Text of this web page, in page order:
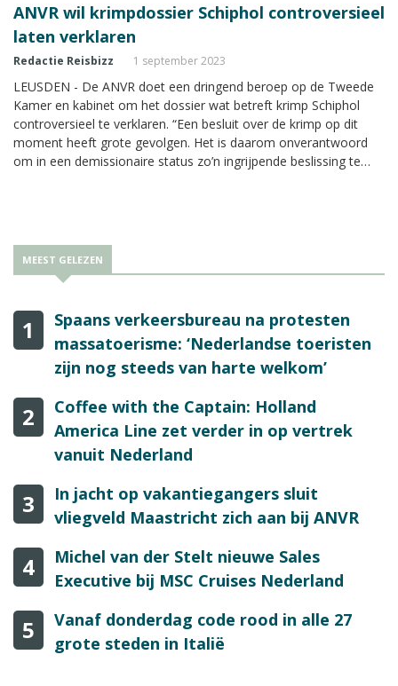
ANVR wil krimpdossier Schiphol controversieel
laten verklaren
Redactie Reisbizz 1 september 2023
LEUSDEN - De ANVR doet een dringend beroep op de Tweede
Kamer en kabinet om het dossier wat betreft krimp Schiphol
controversieel te verklaren. “Een besluit over de krimp op dit
moment heeft grote gevolgen. Het is daarom onverantwoord
om in een demissionaire status zo’n ingrijpende beslissing te
MEEST GELEZEN
1
Spaans verkeersbureau na protesten
massatoerisme: ‘Nederlandse toeristen
zijn nog steeds van harte welkom’
2
Coffee with the Captain: Holland
America Line zet verder in op vertrek
vanuit Nederland
3
In jacht op vakantiegangers sluit
vliegveld Maastricht zich aan bij ANVR
4
Michel van der Stelt nieuwe Sales
Executive bij MSC Cruises Nederland
5
Vanaf donderdag code rood in alle 27
grote steden in Italië